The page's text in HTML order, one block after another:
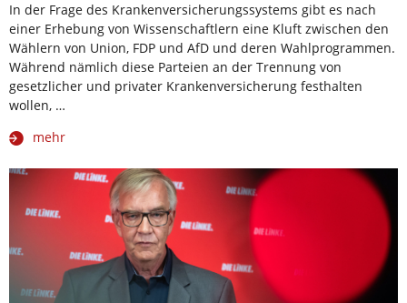
In der Frage des Krankenversicherungssystems gibt es nach
einer Erhebung von Wissenschaftlern eine Kluft zwischen den
Wählern von Union, FDP und AfD und deren Wahlprogrammen.
Während nämlich diese Parteien an der Trennung von
gesetzlicher und privater Krankenversicherung festhalten
wollen, …
mehr